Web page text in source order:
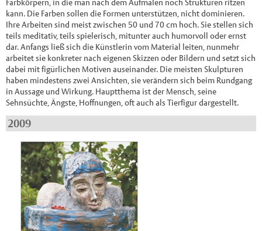
Farbkörpern, in die man nach dem Aufmalen noch Strukturen ritzen
kann. Die Farben sollen die Formen unterstützen, nicht dominieren.
Ihre Arbeiten sind meist zwischen 50 und 70 cm hoch. Sie stellen sich
teils meditativ, teils spielerisch, mitunter auch humorvoll oder ernst
dar. Anfangs ließ sich die Künstlerin vom Material leiten, nunmehr
arbeitet sie konkreter nach eigenen Skizzen oder Bildern und setzt sich
dabei mit figürlichen Motiven auseinander. Die meisten Skulpturen
haben mindestens zwei Ansichten, sie verändern sich beim Rundgang
in Aussage und Wirkung. Hauptthema ist der Mensch, seine
Sehnsüchte, Ängste, Hoffnungen, oft auch als Tierfigur dargestellt.
2009